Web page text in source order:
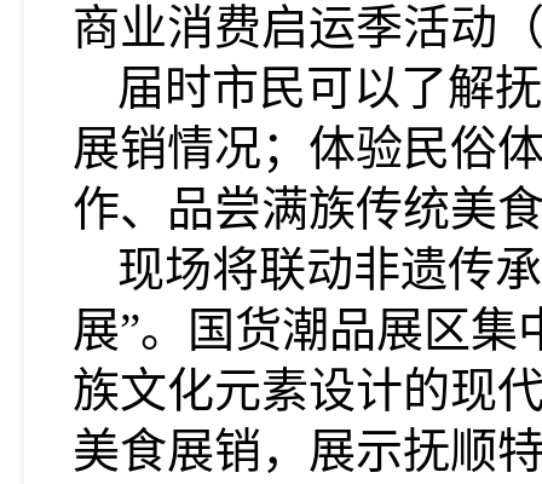
商业消费启运季活动
届时市民可以了解
展销情况；体验民俗
作、品尝满族传统美
现场将联动非遗传
展”。国货潮品展区
族文化元素设计的现
美食展销，展示抚顺